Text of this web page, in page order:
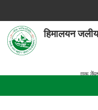
main
content
हिमालयन
हेमवती नंदन
एक केंद्रीय